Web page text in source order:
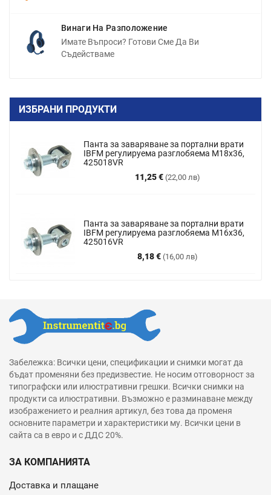
Винаги На Разположение
Имате Въпроси? Готови Сме Да Ви
Съдействаме
ИЗБРАНИ ПРОДУКТИ
Панта за заваряване за портални врати
IBFM регулируема разглобяема M18x36,
425018VR
11,25 € (22,00 лв)
Цена
Панта за заваряване за портални врати
IBFM регулируема разглобяема М16х36,
425016VR
8,18 € (16,00 лв)
Цена
Забележка: Всички цени, спецификации и снимки могат да
бъдат променяни без предизвестие. Не носим отговорност за
типографски или илюстративни грешки. Всички снимки на
продукти са илюстративни. Възможно е разминаване между
изображението и реалния артикул, без това да променя
основните параметри и характеристики му. Всички цени в
сайта са в евро и с ДДС 20%.
ЗА КОМПАНИЯТА
Доставка и плащане